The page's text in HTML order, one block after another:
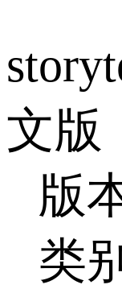
文版
版
类